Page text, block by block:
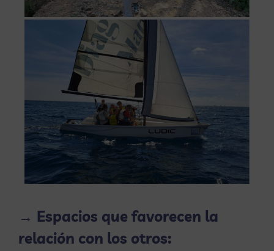
→ Espacios que favorecen la
relación con los otros: